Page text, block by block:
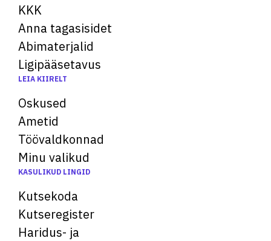
KKK
Anna tagasisidet
Abimaterjalid
Ligipääsetavus
LEIA KIIRELT
Oskused
Ametid
Töövaldkonnad
Minu valikud
KASULIKUD LINGID
Kutsekoda
Kutseregister
Haridus- ja